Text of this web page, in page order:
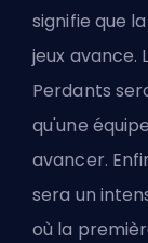
signifie que
jeux avance.
Perdants
qu'une
avancer.
sera un
où la